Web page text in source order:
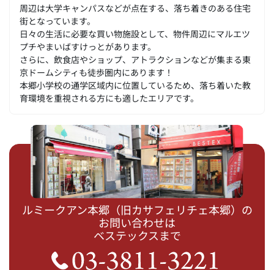
周辺は大学キャンパスなどが点在する、落ち着きのある住宅
街となっています。
日々の生活に必要な買い物施設として、物件周辺にマルエツ
プチやまいばすけっとがあります。
さらに、飲食店やショップ、アトラクションなどが集まる東
京ドームシティも徒歩圏内にあります！
本郷小学校の通学区域内に位置しているため、落ち着いた教
育環境を重視される方にも適したエリアです。
ルミークアン本郷（旧カサフェリチェ本郷）の
お問い合わせは
ベステックスまで